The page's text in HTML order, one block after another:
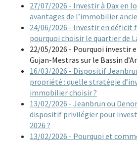
27/07/2026 - Investir à Dax en
avantages de l’immobilier
24/06/2026 - Investir en déficit
pourquoi choisir le quartier de
22/05/2026 - Pourquoi investir
Gujan-Mestras sur le Bassin
16/03/2026 - Dispositif
propriété : quelle stratégie
immobilier choisir ?
13/02/2026 - Jeanbrun ou
dispositif privilégier pour
2026 ?
13/02/2026 - Pourquoi et